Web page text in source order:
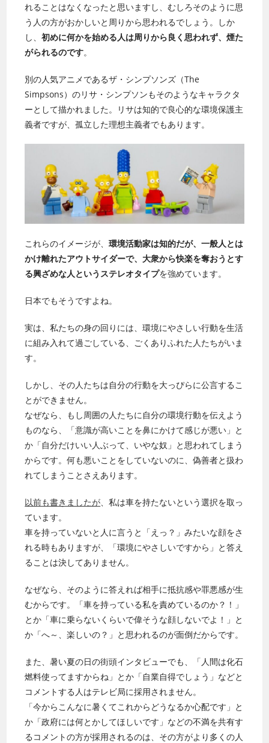
れることはなくなったと思いますし、むしろそのように思
う人の方がおかしいと周りから思われるでしょう。しか
し、初めに何かを始める人は周りから良く思われず、煙た
がられるのです。
別の人気アニメであるザ・シンプソンズ（The
Simpsons）のリサ・シンプソンもそのようなキャラクタ
ーとして描かれました。リサは知的で良心的な環境保護主
義者ですが、孤立した理想主義者でもあります。
これらのイメージが、環境活動家は知的だが、一般人とは
かけ離れたアウトサイダーで、大衆から快楽を奪おうとす
る興ざめな人というステレオタイプを強めています。
日本でもそうですよね。
実は、私たちの身の回りには、環境にやさしい行動を生活
に組み入れて過ごしている、ごくありふれた人たちがいま
す。
しかし、その人たちは自分の行動を大っぴらに公言するこ
とができません。
なぜなら、もし周囲の人たちに自分の環境行動を伝えよう
ものなら、「意識が高いことを鼻にかけて感じが悪い」と
か「自分だけいい人ぶって、いやな奴」と思われてしまう
からです。何も悪いことをしていないのに、偽善者と扱わ
れてしまうことさえあります。
以前も書きましたが、私は車を持たないという選択を取っ
ています。
車を持っていないと人に言うと「えっ？」みたいな顔をさ
れる時もありますが、「環境にやさしいですから」と答え
ることは決してありません。
なぜなら、そのように答えれば相手に抵抗感や罪悪感が生
むからです。「車を持っている私を責めているのか？！」
とか「車に乗らないくらいで偉そうな顔しないでよ！」と
か「へ～、楽しいの？」と思われるのが面倒だからです。
また、暑い夏の日の街頭インタビューでも、「人間は化石
燃料使ってますからね」とか「自業自得でしょう」などと
コメントする人はテレビ局に採用されません。
「今からこんなに暑くてこれからどうなるか心配です」と
か「政府には何とかしてほしいです」などの不満を共有す
るコメントの方が採用されるのは、その方がより多くの人